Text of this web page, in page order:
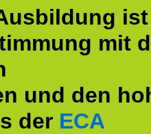
mit
und den
der ECA